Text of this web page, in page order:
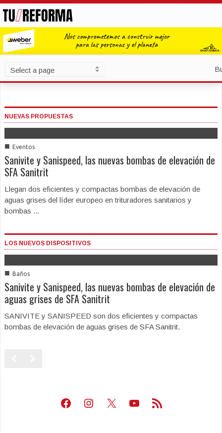
NUEVAS PROPUESTAS
■ Eventos
Sanivite y Sanispeed, las nuevas bombas de elevación de
SFA Sanitrit
Llegan dos eficientes y compactas bombas de elevación de
aguas grises del líder europeo en trituradores sanitarios y
bombas ...
LOS NUEVOS DISPOSITIVOS
■ Baños
Sanivite y Sanispeed, las nuevas bombas de elevación de
aguas grises de SFA Sanitrit
SANIVITE y SANISPEED son dos eficientes y compactas
bombas de elevación de aguas grises de SFA Sanitrit.
Facebook
Instagram
X Youtube
Feed RSS